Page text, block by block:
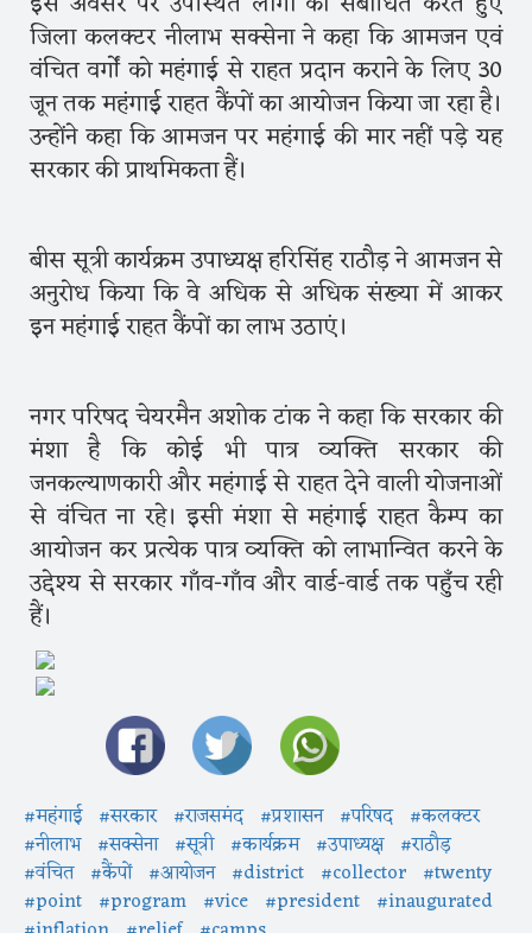
जिला कलक्टर नीलाभ सक्सेना ने कहा कि आमजन एवं
वंचित वर्गों को महंगाई से राहत प्रदान कराने के लिए 30
जून तक महंगाई राहत कैंपों का आयोजन किया जा रहा है।
उन्होंने कहा कि आमजन पर महंगाई की मार नहीं पड़े यह
सरकार की प्राथमिकता हैं।
बीस सूत्री कार्यक्रम उपाध्यक्ष हरिसिंह राठौड़ ने आमजन से
अनुरोध किया कि वे अधिक से अधिक संख्या में आकर
इन महंगाई राहत कैंपों का लाभ उठाएं।
नगर परिषद चेयरमैन अशोक टांक ने कहा कि सरकार की
मंशा है कि कोई भी पात्र व्यक्ति सरकार की
जनकल्याणकारी और महंगाई से राहत देने वाली योजनाओं
से वंचित ना रहे। इसी मंशा से महंगाई राहत कैम्प का
आयोजन कर प्रत्येक पात्र व्यक्ति को लाभान्वित करने के
उद्देश्य से सरकार गाँव-गाँव और वार्ड-वार्ड तक पहुँच रही
हैं।
#महंगाई #सरकार #राजसमंद #प्रशासन #परिषद #कलक्टर
#नीलाभ #सक्सेना #सूत्री #कार्यक्रम #उपाध्यक्ष #राठौड़
#वंचित #कैंपों #आयोजन #district #collector #twenty
#point #program #vice #president #inaugurated